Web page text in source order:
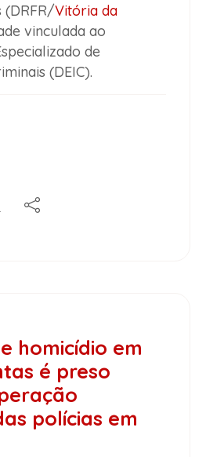
(DRFR/Vitória da
vinculada ao
de
(DEIC).
homicídio em
é preso
polícias em